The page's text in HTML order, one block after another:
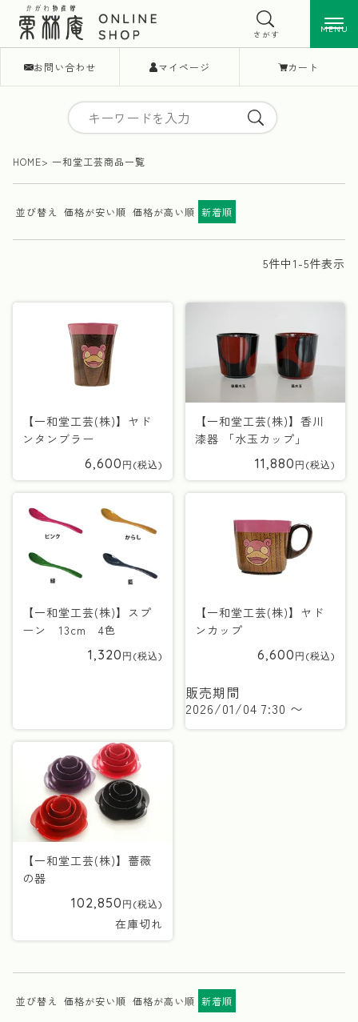
お問い合わせ マイページ カート
MENU
さがす MENU
HOME 一和堂工芸商品一覧
並び替え 価格が安い順 価格が高い順 新着順
5件中1 -5件表示
【一和堂工芸(株)】ヤド
ンタンブラー
6,600
【一和堂工芸(株)】香川
漆器 「水玉カップ」
11,880
【一和堂工芸(株)】スプ
ーン 13cm 4色
1,320
【一和堂工芸(株)】ヤド
ンカップ
6,600
販売期間
2026/01/04 7:30 〜
【一和堂工芸(株)】薔薇
の器
102,850
在庫切れ
並び替え 価格が安い順 価格が高い順 新着順